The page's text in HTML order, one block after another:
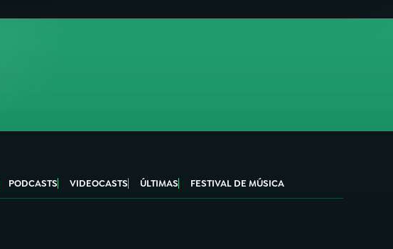
PODCASTS VIDEOCASTS ÚLTIMAS FESTIVAL DE MÚSICA